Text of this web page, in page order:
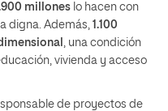
millones lo hacen con
digna. Además, 1.100
, una condición
vivienda y acceso
de proyectos de